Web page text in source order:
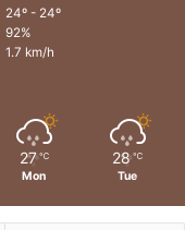
24º - 24º
92%
1.7 km/h
27 ℃
Mon
28 ℃
Tue